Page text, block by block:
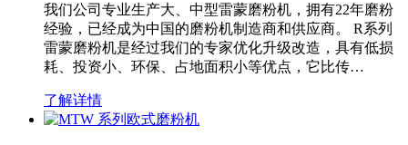
我们公司专业生产大、中型雷蒙磨粉机，拥有22年磨粉
经验，已经成为中国的磨粉机制造商和供应商。 R系列
雷蒙磨粉机是经过我们的专家优化升级改造，具有低损
耗、投资小、环保、占地面积小等优点，它比传…
了解详情